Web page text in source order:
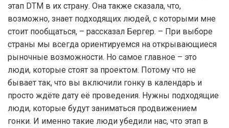
этап DTM в их страну. Она также сказала, что,
возможно, знает подходящих людей, с которыми мне
стоит пообщаться, – рассказал Бергер. – При выборе
страны мы всегда ориентируемся на открывающиеся
рыночные возможности. Но самое главное – это
люди, которые стоят за проектом. Потому что не
бывает так, что вы включили гонку в календарь и
просто ждёте дату её проведения. Нужны подходящие
люди, которые будут заниматься продвижением
гонки. И именно такие люди убедили нас, что этап в